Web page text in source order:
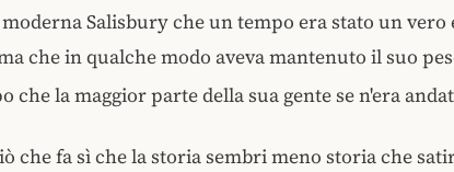
Salisbury che un tempo era stato un
che in qualche modo aveva mantenuto il suo
che la maggior parte della sua gente se n'era
che fa sì che la storia sembri meno storia che